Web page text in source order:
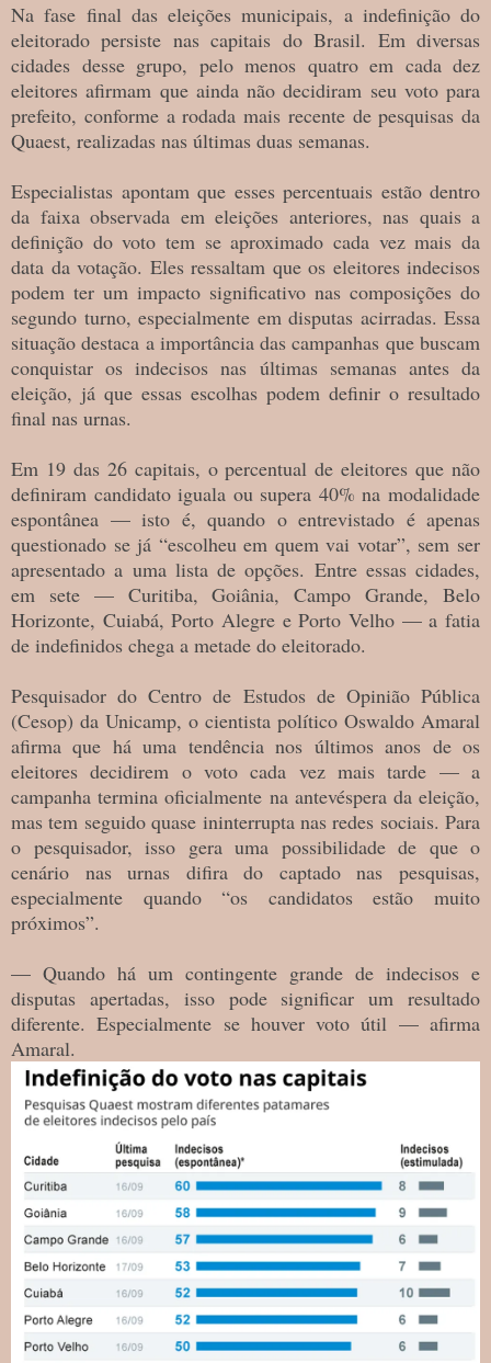
Na fase final das eleições municipais, a indefinição do
eleitorado persiste nas capitais do Brasil. Em diversas
cidades desse grupo, pelo menos quatro em cada dez
eleitores afirmam que ainda não decidiram seu voto para
prefeito, conforme a rodada mais recente de pesquisas da
Quaest, realizadas nas últimas duas semanas.
Especialistas apontam que esses percentuais estão dentro
da faixa observada em eleições anteriores, nas quais a
definição do voto tem se aproximado cada vez mais da
data da votação. Eles ressaltam que os eleitores indecisos
podem ter um impacto significativo nas composições do
segundo turno, especialmente em disputas acirradas. Essa
situação destaca a importância das campanhas que buscam
conquistar os indecisos nas últimas semanas antes da
eleição, já que essas escolhas podem definir o resultado
final nas urnas.
Em 19 das 26 capitais, o percentual de eleitores que não
definiram candidato iguala ou supera 40% na modalidade
espontânea — isto é, quando o entrevistado é apenas
questionado se já “escolheu em quem vai votar”, sem ser
apresentado a uma lista de opções. Entre essas cidades,
em sete — Curitiba, Goiânia, Campo Grande, Belo
Horizonte, Cuiabá, Porto Alegre e Porto Velho — a fatia
de indefinidos chega a metade do eleitorado.
Pesquisador do Centro de Estudos de Opinião Pública
(Cesop) da Unicamp, o cientista político Oswaldo Amaral
afirma que há uma tendência nos últimos anos de os
eleitores decidirem o voto cada vez mais tarde — a
campanha termina oficialmente na antevéspera da eleição,
mas tem seguido quase ininterrupta nas redes sociais. Para
o pesquisador, isso gera uma possibilidade de que o
cenário nas urnas difira do captado nas pesquisas,
especialmente quando “os candidatos estão muito
próximos”.
— Quando há um contingente grande de indecisos e
disputas apertadas, isso pode significar um resultado
diferente. Especialmente se houver voto útil — afirma
Amaral.